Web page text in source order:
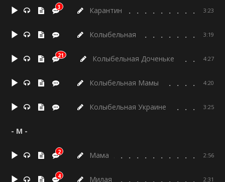
3 Карантин 3:23
Колыбельная 3:19
21 Колыбельная Доченьке 4:27
Колыбельная Мамы 4:20
Колыбельная Украине 3:25
- М -
2 Мама 2:56
4 Милая 2:31